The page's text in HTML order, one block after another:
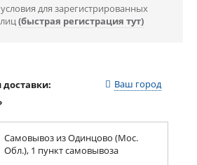
для зарегистрированных
(быстрая регистрация тут)
доставки:
Ваш город
Самовывоз из Одинцово (Мос.
Обл.), 1 пункт самовывоза